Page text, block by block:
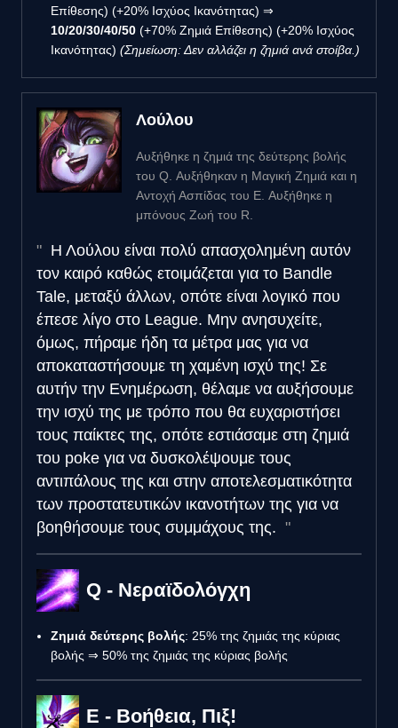
Επίθεσης) (+20% Ισχύος Ικανότητας) ⇒
10/20/30/40/50 (+70% Ζημιά Επίθεσης) (+20% Ισχύος
Ικανότητας) (Σημείωση: Δεν αλλάζει η ζημιά ανά στοίβα.)
Λούλου
Αυξήθηκε η ζημιά της δεύτερης βολής
του Q. Αυξήθηκαν η Μαγική Ζημιά και η
Αντοχή Ασπίδας του E. Αυξήθηκε η
μπόνους Ζωή του R.
Η Λούλου είναι πολύ απασχολημένη αυτόν
τον καιρό καθώς ετοιμάζεται για το Bandle
Tale, μεταξύ άλλων, οπότε είναι λογικό που
έπεσε λίγο στο League. Μην ανησυχείτε,
όμως, πήραμε ήδη τα μέτρα μας για να
αποκαταστήσουμε τη χαμένη ισχύ της! Σε
αυτήν την Ενημέρωση, θέλαμε να αυξήσουμε
την ισχύ της με τρόπο που θα ευχαριστήσει
τους παίκτες της, οπότε εστιάσαμε στη ζημιά
του poke για να δυσκολέψουμε τους
αντιπάλους της και στην αποτελεσματικότητα
των προστατευτικών ικανοτήτων της για να
βοηθήσουμε τους συμμάχους της.
Q - Νεραϊδολόγχη
Ζημιά δεύτερης βολής: 25% της ζημιάς της κύριας
βολής ⇒ 50% της ζημιάς της κύριας βολής
Ε - Βοήθεια, Πιξ!